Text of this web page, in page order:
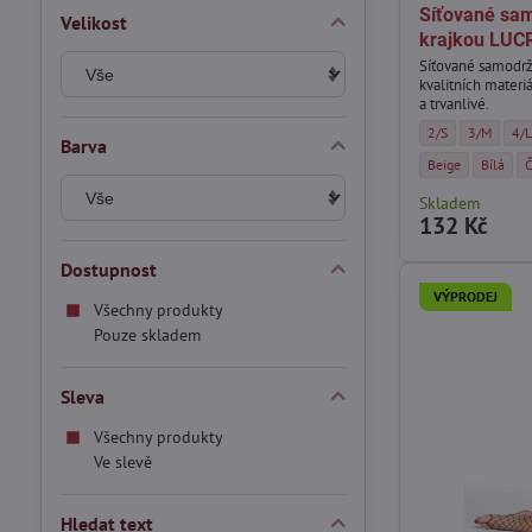
Síťované
krajkou
Síťované
kvalitních
a trvanlivé.
Síťované
2/S Síťované
3/M
4/L
Síťované
Beige Bílá
Skladem
132 Kč
VÝPRODEJ
Velikost
Barva
Dostupnost
Všechny produkty
Pouze skladem
Sleva
Všechny produkty
Ve slevě
Hledat text